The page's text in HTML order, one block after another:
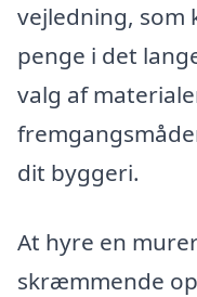
vejledning, som
penge i det
valg af
dit byggeri.
At hyre en
skræmmende